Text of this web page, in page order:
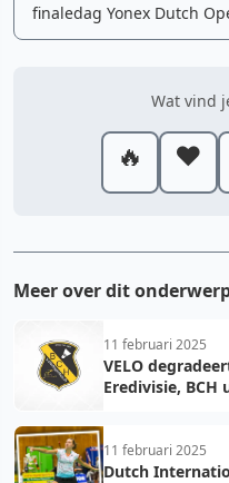
finaledag Yonex Dutch
Wat vind
🔥 ❤️
Meer over dit
11 februari 2025
VELO
Eredivisie,
11 februari 2025
Dutch